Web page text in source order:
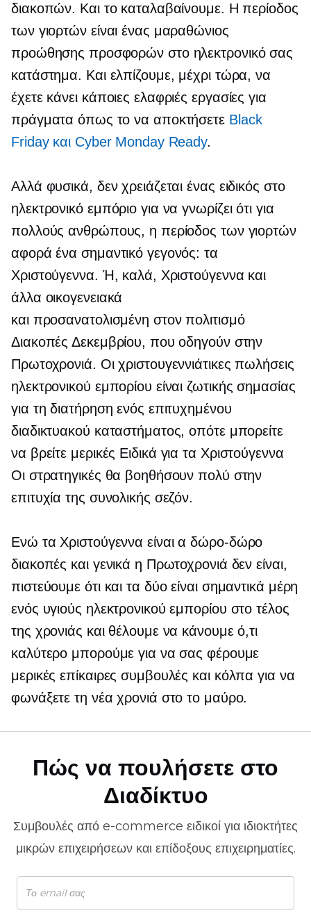
διακοπών. Και το καταλαβαίνουμε. Η περίοδος
των γιορτών είναι ένας μαραθώνιος
προώθησης προσφορών στο ηλεκτρονικό σας
κατάστημα. Και ελπίζουμε, μέχρι τώρα, να
έχετε κάνει κάποιες ελαφριές εργασίες για
πράγματα όπως το να αποκτήσετε Black
Friday και Cyber ​​Monday Ready.
Αλλά φυσικά, δεν χρειάζεται ένας ειδικός στο
ηλεκτρονικό εμπόριο για να γνωρίζει ότι για
πολλούς ανθρώπους, η περίοδος των γιορτών
αφορά ένα σημαντικό γεγονός: τα
Χριστούγεννα. Ή, καλά, Χριστούγεννα και
άλλα οικογενειακά
και προσανατολισμένη στον πολιτισμό
Διακοπές Δεκεμβρίου, που οδηγούν στην
Πρωτοχρονιά. Οι χριστουγεννιάτικες πωλήσεις
ηλεκτρονικού εμπορίου είναι ζωτικής σημασίας
για τη διατήρηση ενός επιτυχημένου
διαδικτυακού καταστήματος, οπότε μπορείτε
να βρείτε μερικές Ειδικά για τα Χριστούγεννα
Οι στρατηγικές θα βοηθήσουν πολύ στην
επιτυχία της συνολικής σεζόν.
Ενώ τα Χριστούγεννα είναι αδώρο-δώρο
διακοπές και γενικά η Πρωτοχρονιά δεν είναι,
πιστεύουμε ότι και τα δύο είναι σημαντικά μέρη
ενός υγιούς ηλεκτρονικού εμπορίου στο τέλος
της χρονιάς και θέλουμε να κάνουμε ό,τι
καλύτερο μπορούμε για να σας φέρουμε
μερικές επίκαιρες συμβουλές και κόλπα για να
φωνάξετε τη νέα χρονιά στο το μαύρο.
Πώς να πουλήσετε στο
Διαδίκτυο
Συμβουλές από e-commerce ειδικοί για ιδιοκτήτες
μικρών επιχειρήσεων και επίδοξους επιχειρηματίες.